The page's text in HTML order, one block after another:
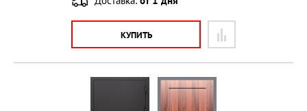
КУПИТЬ